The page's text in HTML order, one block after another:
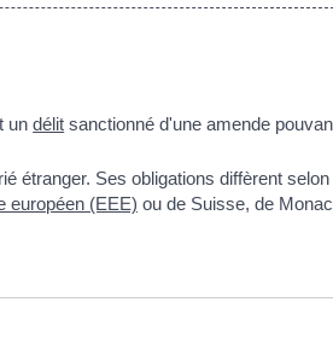
undélit sanctionné d'une amende
étranger. Ses obligations diffèrent
européen (EEE) ou de Suisse, de